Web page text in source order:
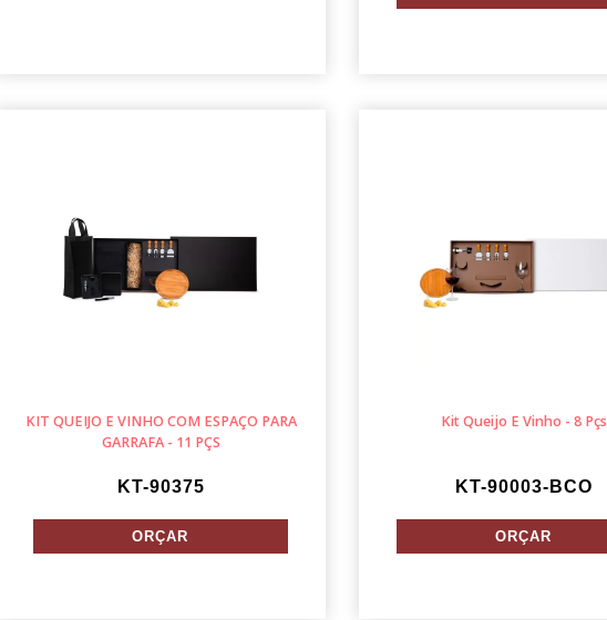
KIT QUEIJO E VINHO COM ESPAÇO PARA
GARRAFA - 11 PÇS
KT-90375
Kit Queijo E Vinho - 8 Pçs
KT-90003-BCO